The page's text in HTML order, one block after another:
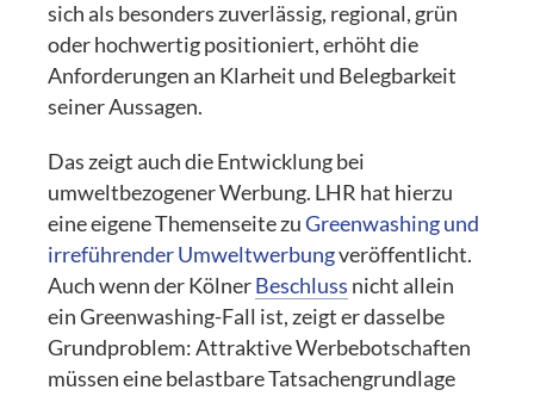
sich als besonders zuverlässig, regional, grün
oder hochwertig positioniert, erhöht die
Anforderungen an Klarheit und Belegbarkeit
seiner Aussagen.
Das zeigt auch die Entwicklung bei
umweltbezogener Werbung. LHR hat hierzu
eine eigene Themenseite zuGreenwashing und
irreführender Umweltwerbungveröffentlicht.
Auch wenn der KölnerBeschluss nicht allein
ein Greenwashing-Fall ist, zeigt er dasselbe
Grundproblem: Attraktive Werbebotschaften
müssen eine belastbare Tatsachengrundlage